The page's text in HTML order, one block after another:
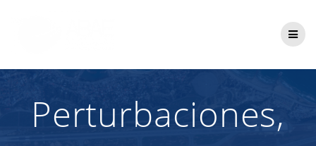
Perturbaciones,